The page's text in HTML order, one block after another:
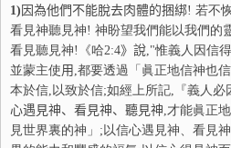
1) 因為他們不能脫去肉體的捆綁! 若不
看見神聽見神! 神盼望我們能以我們的
看見聽見神!《哈2:4》說,"惟義人因信
並蒙主使用 ,都要透過「眞正地信神也
本於信,以致於信;如經上所記,『義人必
心遇見神、看見神、聽見神,才能眞正
見世界裏的神」;以信心遇見神、看見